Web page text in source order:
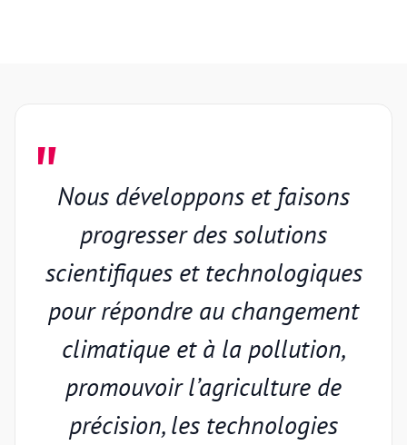
Nous développons et faisons
progresser des solutions
scientifiques et technologiques
pour répondre au changement
climatique et à la pollution,
promouvoir l’agriculture de
précision, les technologies